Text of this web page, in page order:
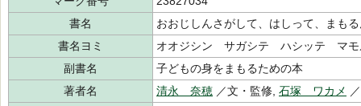
書名
おおじしんさがして、はしって、まも
書名ヨミ
オオジシン サガシテ ハシッテ マモ
副書名
子どもの身をまもるための本
著者名
清永 奈穂 ／文・監修, 石塚 ワカメ